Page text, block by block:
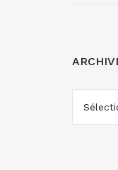
ARCHIVES